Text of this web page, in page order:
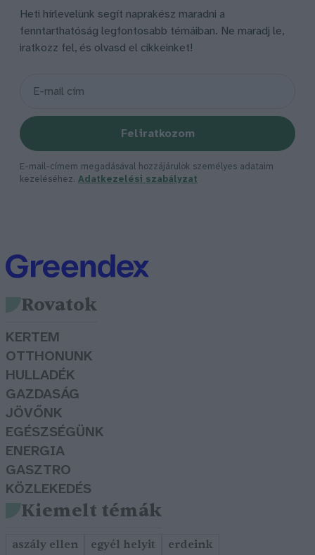
Heti hírlevelünk segít naprakész maradni a
fenntarthatóság legfontosabb témáiban. Ne maradj le,
iratkozz fel, és olvasd el cikkeinket!
Feliratkozom
E-mail-címem megadásával hozzájárulok személyes adataim
kezeléséhez. Adatkezelési szabályzat
Rovatok
KERTEM
OTTHONUNK
HULLADÉK
GAZDASÁG
JÖVŐNK
EGÉSZSÉGÜNK
ENERGIA
GASZTRO
KÖZLEKEDÉS
Kiemelt témák
aszály ellen egyél helyit erdeink